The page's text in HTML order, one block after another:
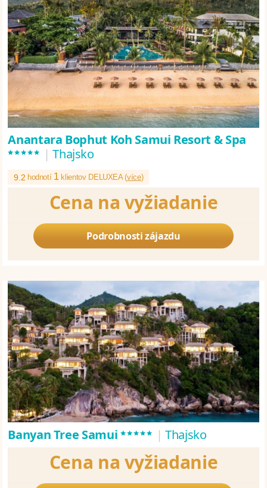
Anantara Bophut Koh Samui Resort & Spa
***** | Thajsko
9.2 hodnotí 1klientov DELUXEA (více)
Cena na vyžiadanie
Podrobnosti zájazdu
Banyan Tree Samui***** | Thajsko
Cena na vyžiadanie